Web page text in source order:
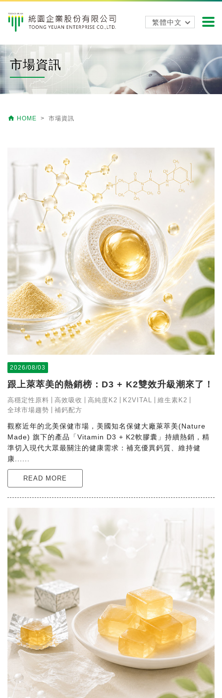
市場資訊
 HOME > 市場資訊
2026/08/03
跟上萊萃美的熱銷榜：D3 + K2雙效升級潮來了！
高穩定性原料 高效吸收 高純度K2 K2VITAL
維生素K2
全球市場趨勢
補鈣配方
觀察近年的北美保健市場，美國知名保健大廠萊萃美(Nature
Made) 旗下的產品「Vitamin D3 + K2軟膠囊」持續熱銷，精
準切入現代大眾最關注的健康需求：補充優異鈣質、維持健
康......
READ MORE